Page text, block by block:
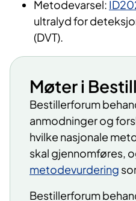
Metodevarsel:
ultralyd for
(DVT).
Møter i
Bestillerforum
anmodninger og
hvilke nasjonale
skal gjennomføres,
metodevurdering
Bestillerforum